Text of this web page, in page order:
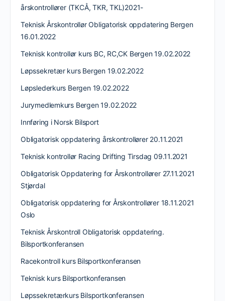
årskontrollører (TKCÅ, TKR, TKL)2021-
Teknisk Årskontrollør Obligatorisk oppdatering Bergen
16.01.2022
Teknisk kontrollør kurs BC, RC,CK Bergen 19.02.2022
Løpssekretær kurs Bergen 19.02.2022
Løpslederkurs Bergen 19.02.2022
Jurymedlemkurs Bergen 19.02.2022
Innføring i Norsk Bilsport
Obligatorisk oppdatering årskontrollører 20.11.2021
Teknisk kontrollør Racing Drifting Tirsdag 09.11.2021
Obligatorisk Oppdatering for Årskontrollører 27.11.2021
Stjørdal
Obligatorisk oppdatering for Årskontrollører 18.11.2021
Oslo
Teknisk Årskontroll Obligatorisk oppdatering.
Bilsportkonferansen
Racekontroll kurs Bilsportkonferansen
Teknisk kurs Bilsportkonferansen
Løpssekretærkurs Bilsportkonferansen